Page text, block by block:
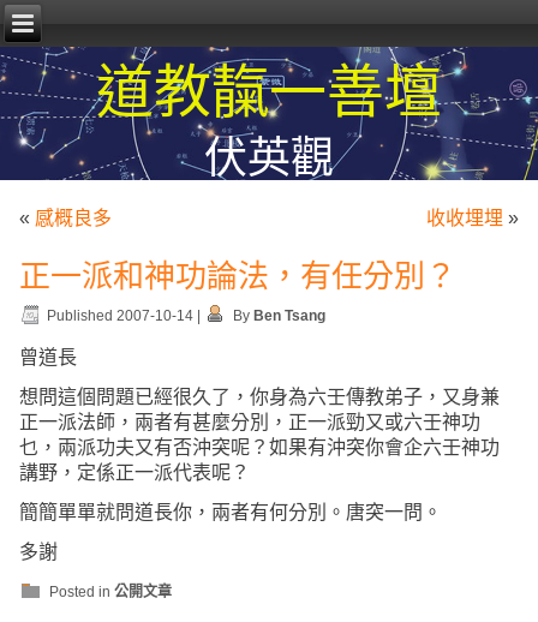
道教靝一善壇
伏英觀
« 感概良多 收收埋埋 »
正一派和神功論法，有任分別？
Published 2007-10-14 | By Ben Tsang
曾道長
想問這個問題已經很久了，你身為六壬傳教弟子，又身兼
正一派法師，兩者有甚麼分別，正一派勁又或六壬神功
乜，兩派功夫又有否沖突呢？如果有沖突你會企六壬神功
講野，定係正一派代表呢？
簡簡單單就問道長你，兩者有何分別。唐突一問。
多謝
Posted in 公開文章